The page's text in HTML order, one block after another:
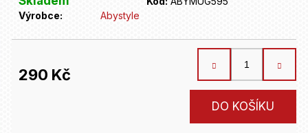
Výrobce:
Abystyle
290 Kč
DO KOŠÍKU
D
o
p
u